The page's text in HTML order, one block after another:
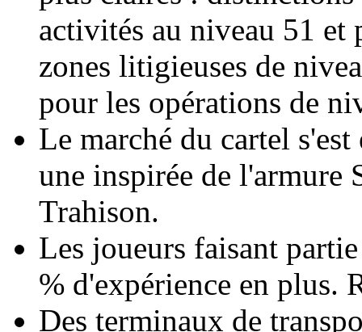
activités au niveau 51
zones litigieuses de
pour les opérations de
Le marché du cartel
une inspirée de l'armure
Trahison.
Les joueurs faisant
% d'expérience en plus.
Des terminaux de